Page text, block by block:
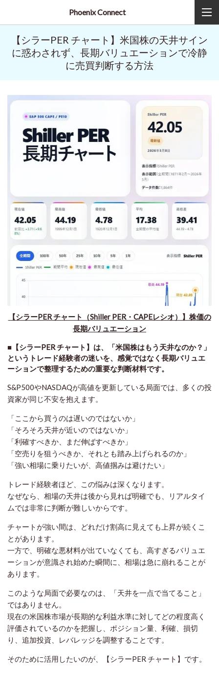
Phoenix Connect
【シラーPER チャート】米国株の天井サイン
に惑わされず、長期バリュエーションで冷静
に売買判断する方法
【シラーPER チャート（Shiller PER・CAPEレシオ）】株価の
長期バリュエーション
■【シラーPER チャート】は、「米国株はもう天井なのか？」
というトレード経験者の迷いを、感覚ではなく長期バリュエ
ーションで整理するための重要な判断材料です。
S&P500やNASDAQが高値を更新している局面では、多くの投
資家が同じ不安を抱えます。
「ここから買うのは遅いのではないか」
「そろそろ天井が近いのではないか」
「利確すべきか、まだ伸ばすべきか」
「空売りを狙うべきか、それとも踏み上げられるのか」
「強い相場に乗りたいが、高値掴みは避けたい」
トレード経験者ほど、この悩みは深くなります。
なぜなら、相場の天井は後から見れば明確でも、リアルタイ
ムでは非常に判断が難しいからです。
チャートが強い間は、どれだけ割高に見えても上昇が続くこ
とがあります。
一方で、明確な悪材料が出ていなくても、高すぎるバリュエ
ーションが意識され始めた瞬間に、相場は急に崩れることが
あります。
このような局面で必要なのは、「天井を一点で当てること」
ではありません。
現在の米国株市場が長期的な利益水準に対してどの程度高く
評価されているのかを把握し、ポジション量、利確、損切
り、追加投資、レバレッジを調整することです。
そのために活用したいのが、【シラーPER チャート】です。